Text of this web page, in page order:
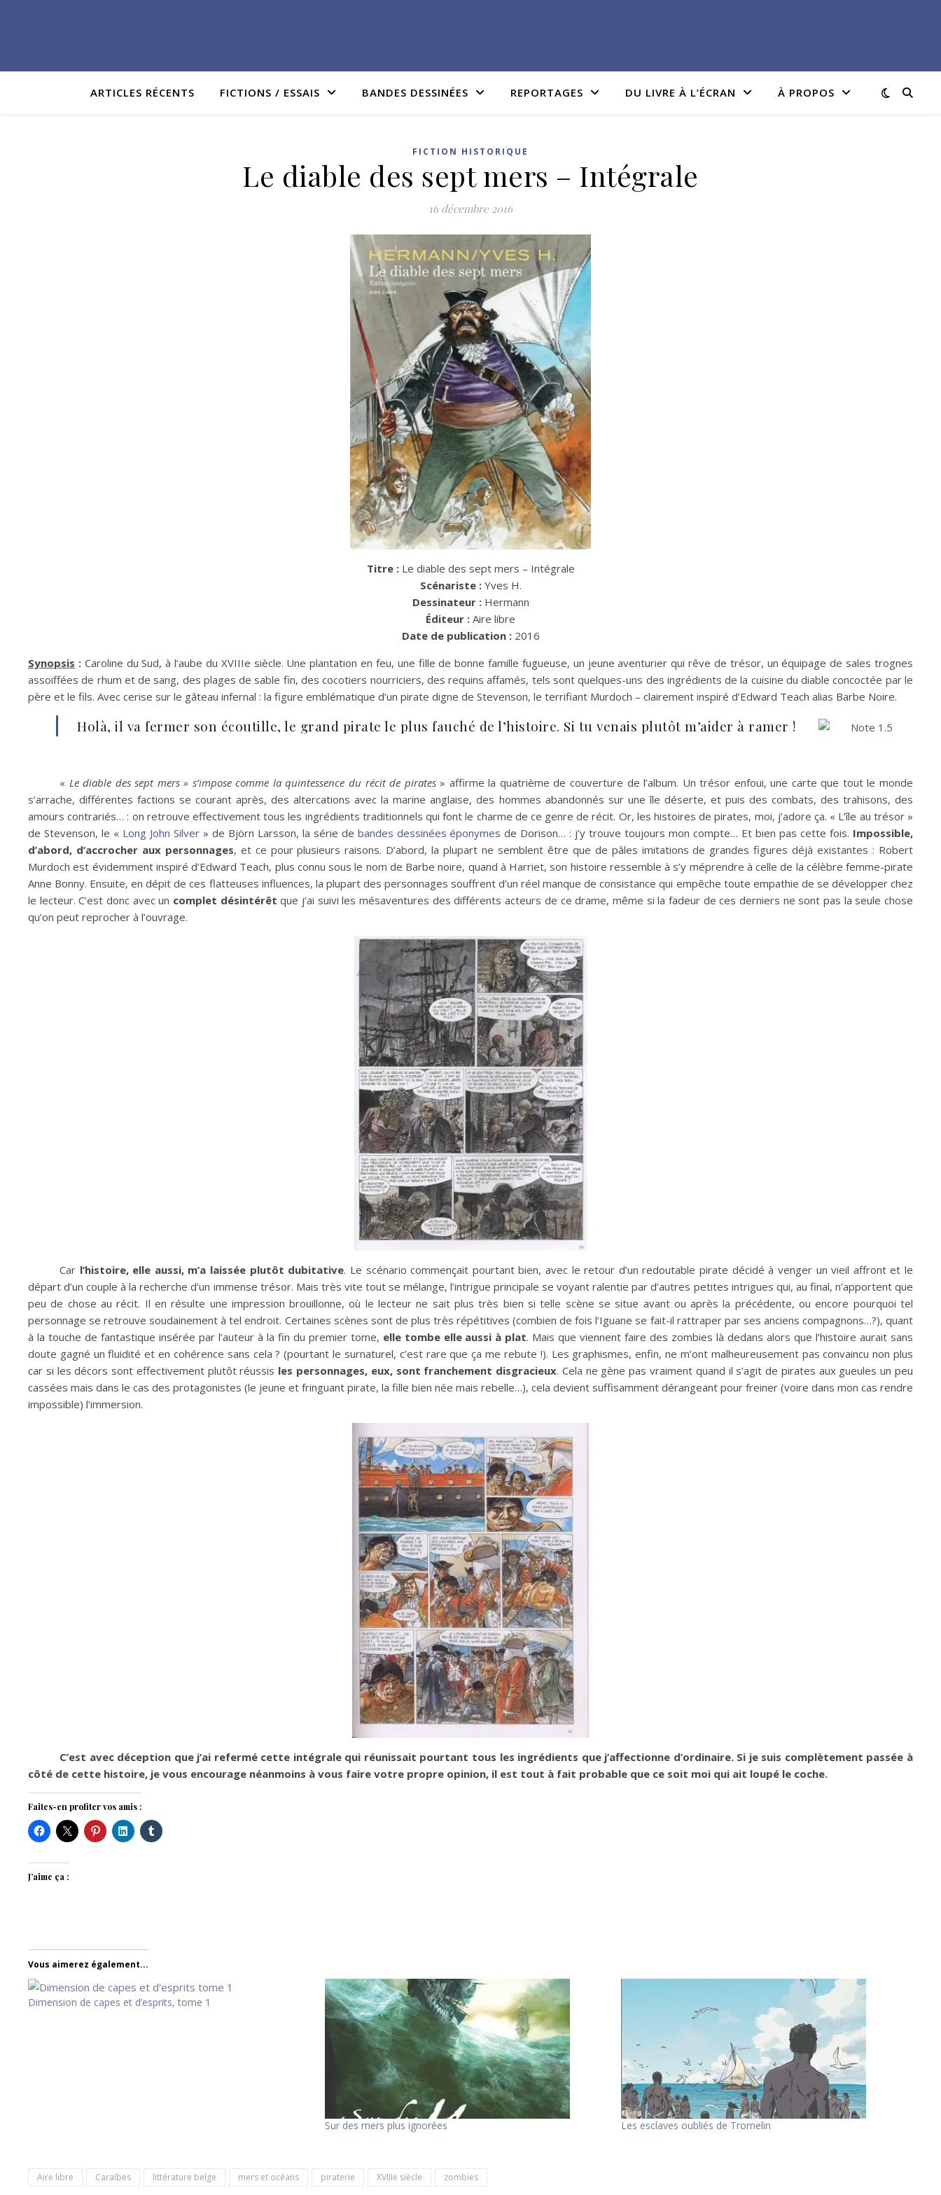
ARTICLES RÉCENTS FICTIONS / ESSAIS BANDES DESSINÉES REPORTAGES DU LIVRE À L’ÉCRAN À PROPOS
FICTION HISTORIQUE
Le diable des sept mers – Intégrale
16 décembre 2016
Titre : Le diable des sept mers – Intégrale
Scénariste : Yves H.
Dessinateur : Hermann
Éditeur : Aire libre
Date de publication : 2016
Synopsis : Caroline du Sud, à l’aube du XVIIIe siècle. Une plantation en feu, une fille de bonne famille fugueuse, un jeune aventurier qui rêve de trésor, un équipage de sales trognes
assoiffées de rhum et de sang, des plages de sable fin, des cocotiers nourriciers, des requins affamés, tels sont quelques-uns des ingrédients de la cuisine du diable concoctée par le
père et le fils. Avec cerise sur le gâteau infernal : la figure emblématique d’un pirate digne de Stevenson, le terrifiant Murdoch – clairement inspiré d’Edward Teach alias Barbe Noire.
Holà, il va fermer son écoutille, le grand pirate le plus fauché de l’histoire. Si tu venais plutôt m’aider à ramer !
« Le diable des sept mers » s’impose comme la quintessence du récit de pirates» affirme la quatrième de couverture de l’album. Un trésor enfoui, une carte que tout le monde
s’arrache, différentes factions se courant après, des altercations avec la marine anglaise, des hommes abandonnés sur une île déserte, et puis des combats, des trahisons, des
amours contrariés… : on retrouve effectivement tous les ingrédients traditionnels qui font le charme de ce genre de récit. Or, les histoires de pirates, moi, j’adore ça. « L’île au trésor »
de Stevenson, le « Long John Silver» de Björn Larsson, la série de bandes dessinées éponymes de Dorison… : j’y trouve toujours mon compte… Et bien pas cette fois. Impossible,
d’abord, d’accrocher aux personnages, et ce pour plusieurs raisons. D’abord, la plupart ne semblent être que de pâles imitations de grandes figures déjà existantes : Robert
Murdoch est évidemment inspiré d’Edward Teach, plus connu sous le nom de Barbe noire, quand à Harriet, son histoire ressemble à s’y méprendre à celle de la célèbre femme-pirate
Anne Bonny. Ensuite, en dépit de ces flatteuses influences, la plupart des personnages souffrent d’un réel manque de consistance qui empêche toute empathie de se développer chez
le lecteur. C’est donc avec un complet désintérêt que j’ai suivi les mésaventures des différents acteurs de ce drame, même si la fadeur de ces derniers ne sont pas la seule chose
qu’on peut reprocher à l’ouvrage.
Car l’histoire, elle aussi, m’a laissée plutôt dubitative. Le scénario commençait pourtant bien, avec le retour d’un redoutable pirate décidé à venger un vieil affront et le
départ d’un couple à la recherche d’un immense trésor. Mais très vite tout se mélange, l’intrigue principale se voyant ralentie par d’autres petites intrigues qui, au final, n’apportent que
peu de chose au récit. Il en résulte une impression brouillonne, où le lecteur ne sait plus très bien si telle scène se situe avant ou après la précédente, ou encore pourquoi tel
personnage se retrouve soudainement à tel endroit. Certaines scènes sont de plus très répétitives (combien de fois l’Iguane se fait-il rattraper par ses anciens compagnons…?), quant
à la touche de fantastique insérée par l’auteur à la fin du premier tome, elle tombe elle aussi à plat. Mais que viennent faire des zombies là dedans alors que l’histoire aurait sans
doute gagné un fluidité et en cohérence sans cela ? (pourtant le surnaturel, c’est rare que ça me rebute !). Les graphismes, enfin, ne m’ont malheureusement pas convaincu non plus
car si les décors sont effectivement plutôt réussis les personnages, eux, sont franchement disgracieux. Cela ne gène pas vraiment quand il s’agit de pirates aux gueules un peu
cassées mais dans le cas des protagonistes (le jeune et fringuant pirate, la fille bien née mais rebelle…), cela devient suffisamment dérangeant pour freiner (voire dans mon cas rendre
impossible) l’immersion.
C’est avec déception que j’ai refermé cette intégrale qui réunissait pourtant tous les ingrédients que j’affectionne d’ordinaire. Si je suis complètement passée à
côté de cette histoire, je vous encourage néanmoins à vous faire votre propre opinion, il est tout à fait probable que ce soit moi qui ait loupé le coche.
Faites-en profiter vos amis :
J’aime ça :
Vous aimerez également...
Dimension de capes et d’esprits, tome 1
Sur des mers plus ignorées Les esclaves oubliés de Tromelin
Aire libre Caraïbes littérature belge mers et océans piraterie XVIIIe siècle zombies